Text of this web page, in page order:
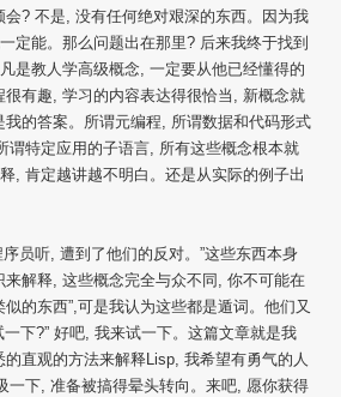
会? 不是, 没有任何绝对艰深的东西。因为我
定能。那么问题出在那里? 后来我终于找到
是教人学高级概念, 一定要从他已经懂得的
很有趣, 学习的内容表达得很恰当, 新概念就
的答案。所谓元编程, 所谓数据和代码形式
谓特定应用的子语言, 所有这些概念根本就
, 肯定越讲越不明白。还是从实际的例子出
员听, 遭到了他们的反对。”这些东西本身
来解释, 这些概念完全与众不同, 你不可能在
的东西”,可是我认为这些都是遁词。他们又
下?” 好吧, 我来试一下。这篇文章就是我
直观的方法来解释Lisp, 我希望有勇气的人
一下, 准备被搞得晕头转向。来吧, 愿你获得